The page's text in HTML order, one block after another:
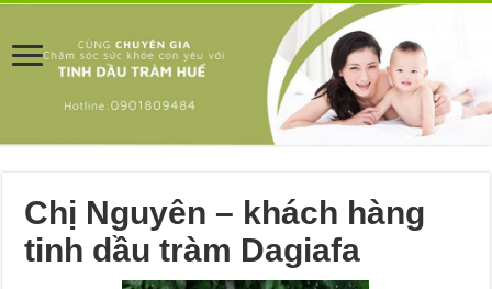
Chị Nguyên – khách hàng
tinh dầu tràm Dagiafa